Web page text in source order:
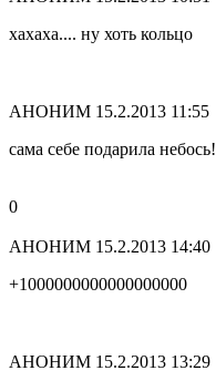
хахаха.... ну хоть кольцо
АНОНИМ 15.2.2013 11:55
сама себе подарила небось!
0
АНОНИМ 15.2.2013 14:40
+1000000000000000000
АНОНИМ 15.2.2013 13:29